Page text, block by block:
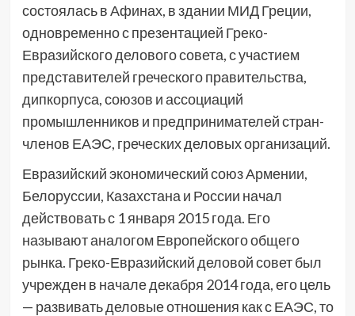
состоялась в Афинах, в здании МИД Греции,
одновременно с презентацией Греко-
Евразийского делового совета, с участием
представителей греческого правительства,
дипкорпуса, союзов и ассоциаций
промышленников и предпринимателей стран-
членов ЕАЭС, греческих деловых организаций.
Евразийский экономический союз Армении,
Белоруссии, Казахстана и России начал
действовать с 1 января 2015 года. Его
называют аналогом Европейского общего
рынка. Греко-Евразийский деловой совет был
учрежден в начале декабря 2014 года, его цель
— развивать деловые отношения как с ЕАЭС, то